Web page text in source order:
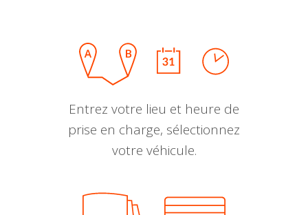
Entrez votre lieu et heure de
prise en charge, sélectionnez
votre véhicule.